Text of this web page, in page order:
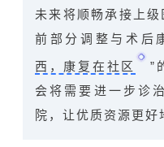
未来将顺畅承接上
前部分调整与术后
西，康复在社区
”
会将需要进一步诊
院，让优质资源更好